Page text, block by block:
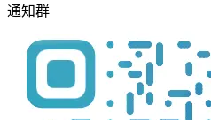
通知群